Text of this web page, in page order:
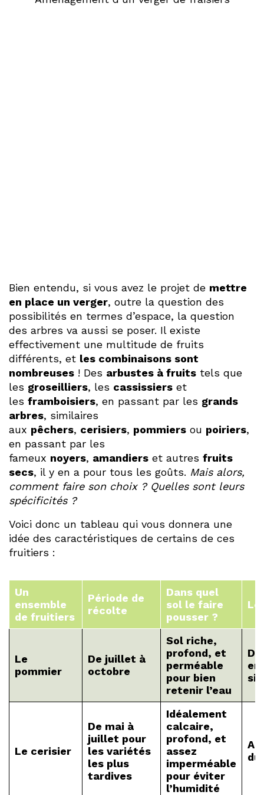
Bien entendu, si vous avez le projet de mettre
en place un verger, outre la question des
possibilités en termes d’espace, la question
des arbres va aussi se poser. Il existe
effectivement une multitude de fruits
différents, et les combinaisons sont
nombreuses ! Des arbustes à fruits tels que
les groseilliers, les cassissiers et
les framboisiers, en passant par les grands
arbres, similaires
aux pêchers, cerisiers, pommiers ou poiriers,
en passant par les
fameux noyers, amandiers et autres fruits
secs, il y en a pour tous les goûts. Mais alors,
comment faire son choix ? Quelles sont leurs
spécificités ?
Voici donc un tableau qui vous donnera une
idée des caractéristiques de certains de ces
fruitiers :
Un
ensemble
de fruitiers
Période de
récolte
Dans quel
sol le faire
pousser ?
Le
pommier
De juillet à
octobre
Sol riche,
profond, et
perméable
pour bien
retenir l’eau
Le cerisier
De mai à
juillet pour
les variétés
les plus
tardives
Idéalement
calcaire,
profond, et
assez
imperméable
pour éviter
l’humidité
du